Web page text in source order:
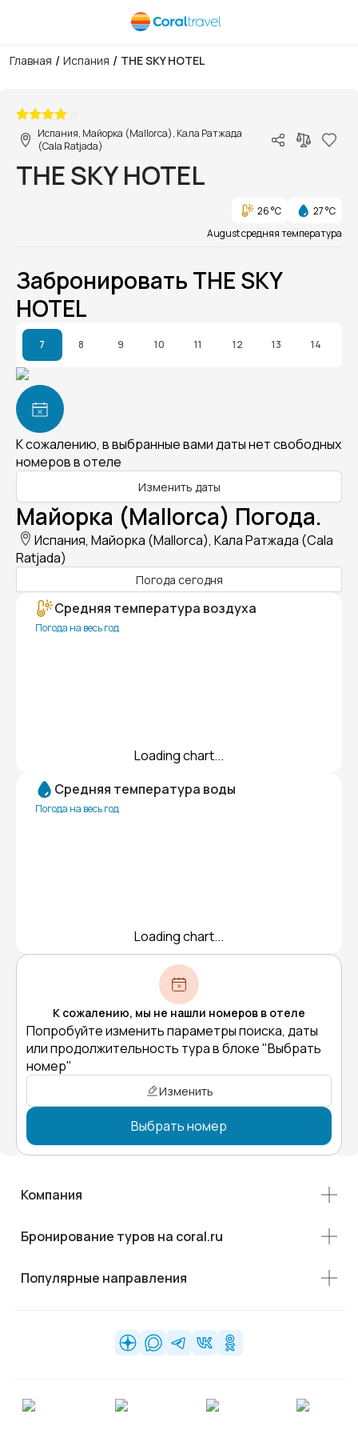
Главная / Испания / THE SKY HOTEL
Испания, Майорка (Mallorca), Кала Ратжада
(Cala Ratjada)
THE SKY HOTEL
26 °C
27 °C
August средняя температура
Забронировать THE SKY
HOTEL
7 8 9 10 11 12 13 14
К сожалению, в выбранные вами даты нет свободных
номеров в отеле
Изменить даты
Майорка (Mallorca) Погода.
Испания, Майорка (Mallorca), Кала Ратжада (Cala
Ratjada)
Погода сегодня
Средняя температура воздуха
Погода на весь год
Loading chart...
Средняя температура воды
Погода на весь год
Loading chart...
К сожалению, мы не нашли номеров в отеле
Попробуйте изменить параметры поиска, даты
или продолжительность тура в блоке "Выбрать
номер"
Изменить
Выбрать номер
Компания
Бронирование туров на coral.ru
Популярные направления